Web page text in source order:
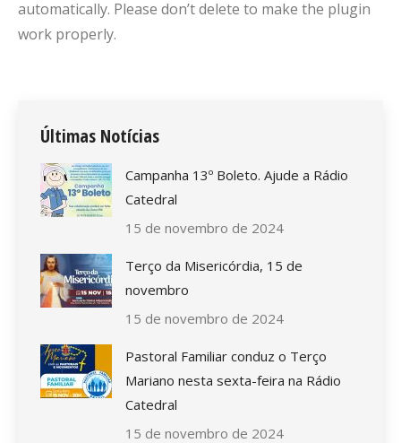
automatically. Please don’t delete to make the plugin
work properly.
Últimas Notícias
Campanha 13º Boleto. Ajude a Rádio
Catedral
15 de novembro de 2024
Terço da Misericórdia, 15 de
novembro
15 de novembro de 2024
Pastoral Familiar conduz o Terço
Mariano nesta sexta-feira na Rádio
Catedral
15 de novembro de 2024